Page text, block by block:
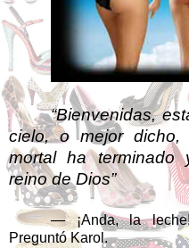
“Bienvenidas,
cielo, o mejor dicho,
mortal ha terminado
reino de Dios”
— ¡Anda, la
Preguntó Karol.